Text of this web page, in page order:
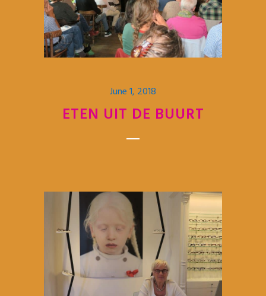
June 1, 2018
ETEN UIT DE BUURT